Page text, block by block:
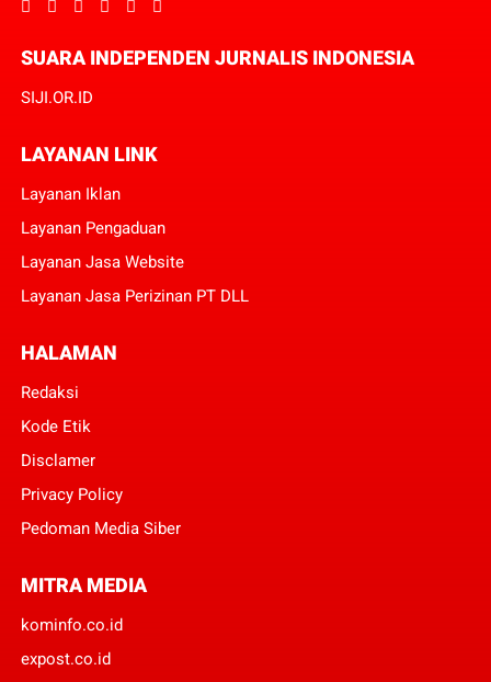
SUARA INDEPENDEN JURNALIS INDONESIA
SIJI.OR.ID
LAYANAN LINK
Layanan Iklan
Layanan Pengaduan
Layanan Jasa Website
Layanan Jasa Perizinan PT DLL
HALAMAN
Redaksi
Kode Etik
Disclamer
Privacy Policy
Pedoman Media Siber
MITRA MEDIA
kominfo.co.id
expost.co.id